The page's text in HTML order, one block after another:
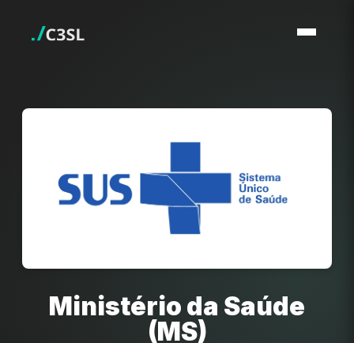
Ministério da Saúde
(MS)